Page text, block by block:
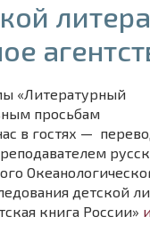
«Литературный
просьбам
в гостях —
детской
книга России»